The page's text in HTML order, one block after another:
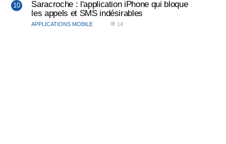
Saracroche : l'application iPhone qui bloque
les appels et SMS indésirables
APPLICATIONS MOBILE 💬 14